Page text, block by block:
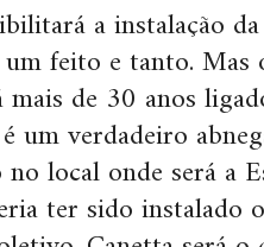
a instalação
feito e tanto.
de 30 anos
um verdadeiro
local onde será a
ter sido instalado